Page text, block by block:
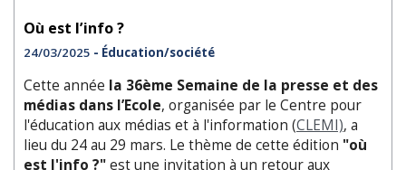
Où est l’info ?
24/03/2025 - Éducation/société
Cette année la 36ème Semaine de la presse et des
médias dans l’Ecole, organisée par le Centre pour
l'éducation aux médias et à l'information (CLEMI), a
lieu du 24 au 29 mars. Le thème de cette édition "où
est l'info ?"est une invitation à un retour aux